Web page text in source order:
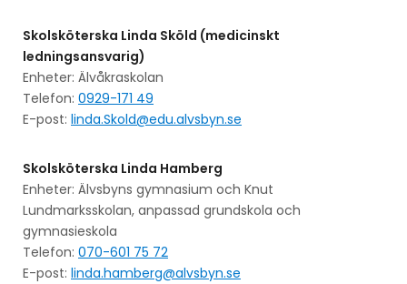
Skolsköterska Linda Sköld (medicinskt
ledningsansvarig)
Enheter: Älvåkraskolan
Telefon: 0929-171 49
E-post: linda.Skold@edu.alvsbyn.se
Skolsköterska Linda Hamberg
Enheter: Älvsbyns gymnasium och Knut
Lundmarksskolan, anpassad grundskola och
gymnasieskola
Telefon: 070-601 75 72
E-post: linda.hamberg@alvsbyn.se